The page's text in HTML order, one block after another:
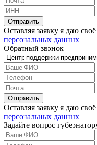
Оставляя заявку я даю
персональных данных
Обратный звонок
Оставляя заявку я даю
персональных данных
Задайте вопрос